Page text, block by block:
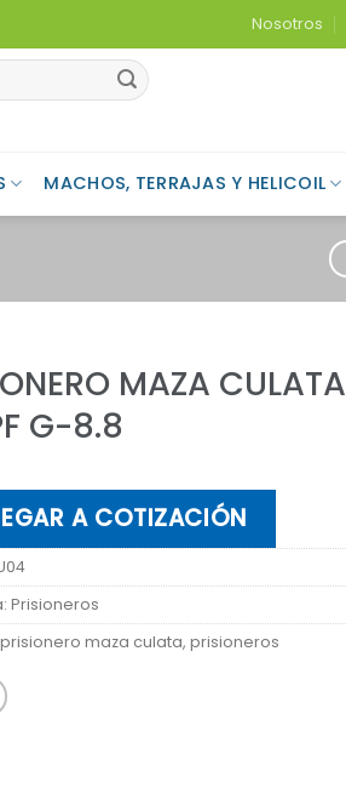
Nosotros
MACHOS, TERRAJAS Y HELICOIL
MAZA CULATA
G-8.8
A COTIZACIÓN
Prisioneros
prisionero maza culata,prisioneros